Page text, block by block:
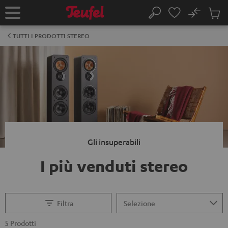
AL
Pagina
Cerca
No
TUTTI I PRODOTTI STEREO
Gli insuperabili
I più venduti stereo
Filtra
5 Prodotti